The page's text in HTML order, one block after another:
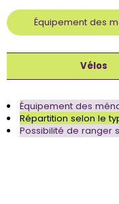
Équipement des
Vélos
Équipement des
Répartition selon le
Possibilité de ranger